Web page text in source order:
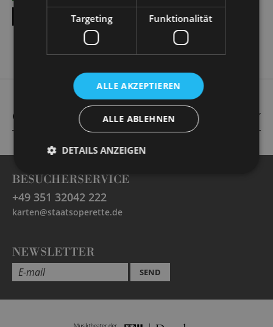
SHOW ALL DATES
CAST
BESUCHERSERVICE
+49 351 32042 222
karten@staatsoperette.de
NEWSLETTER
SEND
Targeting Funktionalität
ALLE AKZEPTIEREN
ALLE ABLEHNEN
DETAILS ANZEIGEN